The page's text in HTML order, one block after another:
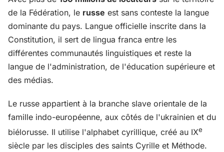
de la Fédération, le russe est sans conteste la langue
dominante du pays. Langue officielle inscrite dans la
Constitution, il sert de lingua franca entre les
différentes communautés linguistiques et reste la
langue de l'administration, de l'éducation supérieure et
des médias.
Le russe appartient à la branche slave orientale de la
famille indo-européenne, aux côtés de l'ukrainien et du
biélorusse. Il utilise l'alphabet cyrillique, créé au IXe
siècle par les disciples des saints Cyrille et Méthode.